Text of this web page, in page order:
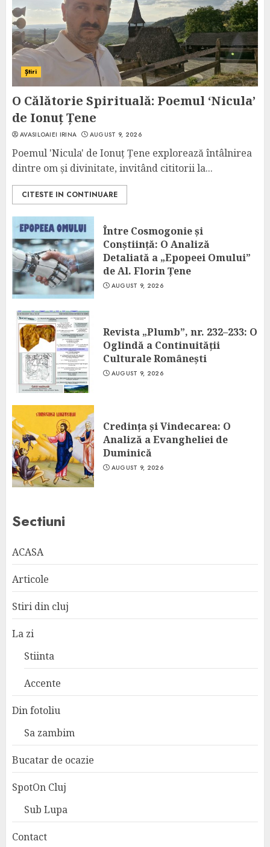
Știri
O Călătorie Spirituală: Poemul ‘Nicula’
de Ionuț Țene
AVASILOAIEI IRINA AUGUST 9, 2026
Poemul 'Nicula' de Ionuț Țene explorează întâlnirea
dintre om și divinitate, invitând cititorii la...
CITESTE IN CONTINUARE
Între Cosmogonie și
Conștiință: O Analiză
Detaliată a „Epopeei Omului”
de Al. Florin Țene
AUGUST 9, 2026
Revista „Plumb”, nr. 232–233: O
Oglindă a Continuității
Culturale Românești
AUGUST 9, 2026
Credința și Vindecarea: O
Analiză a Evangheliei de
Duminică
AUGUST 9, 2026
Sectiuni
ACASA
Articole
Stiri din cluj
La zi
Stiinta
Accente
Din fotoliu
Sa zambim
Bucatar de ocazie
SpotOn Cluj
Sub Lupa
Contact